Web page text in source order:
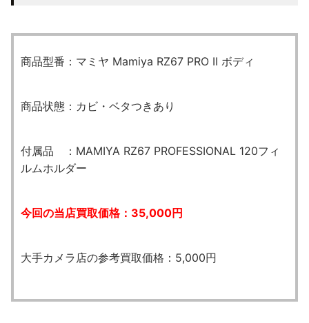
商品型番：マミヤ Mamiya RZ67 PRO II ボディ
商品状態：カビ・ベタつきあり
付属品 ：MAMIYA RZ67 PROFESSIONAL 120フィ
ルムホルダー
今回の当店買取価格：35,000円
大手カメラ店の参考買取価格：5,000円